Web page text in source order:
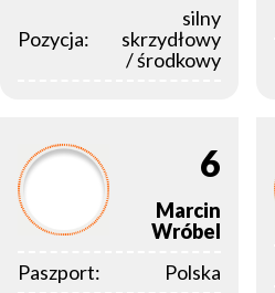
Pozycja:
silny
skrzydłowy
/ środkowy
6
Marcin
Wróbel
Paszport:
Polska